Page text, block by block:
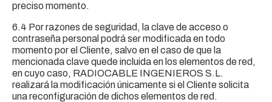
preciso momento.
6.4 Por razones de seguridad, la clave de acceso o
contraseña personal podrá ser modificada en todo
momento por el Cliente, salvo en el caso de que la
mencionada clave quede incluida en los elementos de red,
en cuyo caso, RADIOCABLE INGENIEROS S.L.
realizará la modificación únicamente si el Cliente solicita
una reconfiguración de dichos elementos de red.